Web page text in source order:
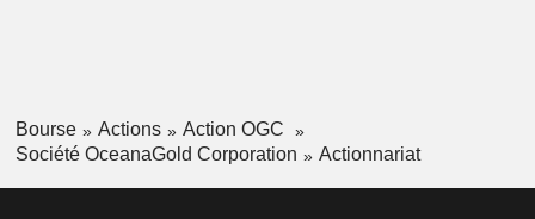
Bourse Actions
Action OGC
Société OceanaGold Corporation
Actionnariat